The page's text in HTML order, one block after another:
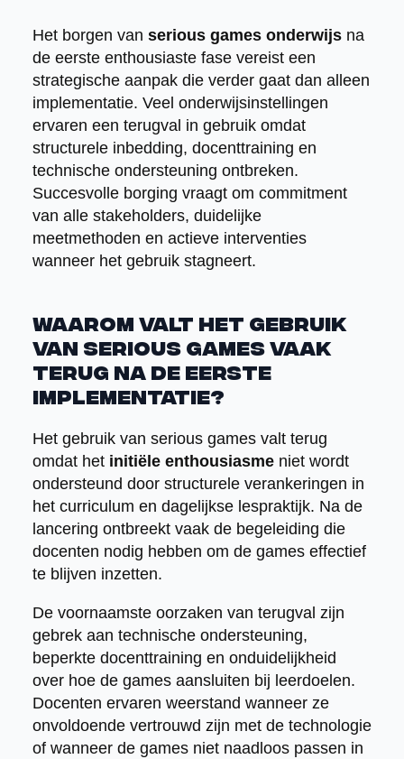
Het borgen van serious games onderwijsna
de eerste enthousiaste fase vereist een
strategische aanpak die verder gaat dan alleen
implementatie. Veel onderwijsinstellingen
ervaren een terugval in gebruik omdat
structurele inbedding, docenttraining en
technische ondersteuning ontbreken.
Succesvolle borging vraagt om commitment
van alle stakeholders, duidelijke
meetmethoden en actieve interventies
wanneer het gebruik stagneert.
Waarom valt het gebruik
van serious games vaak
terug na de eerste
implementatie?
Het gebruik van serious games valt terug
omdat het initiële enthousiasmeniet wordt
ondersteund door structurele verankeringen in
het curriculum en dagelijkse lespraktijk. Na de
lancering ontbreekt vaak de begeleiding die
docenten nodig hebben om de games effectief
te blijven inzetten.
De voornaamste oorzaken van terugval zijn
gebrek aan technische ondersteuning,
beperkte docenttraining en onduidelijkheid
over hoe de games aansluiten bij leerdoelen.
Docenten ervaren weerstand wanneer ze
onvoldoende vertrouwd zijn met de technologie
of wanneer de games niet naadloos passen in